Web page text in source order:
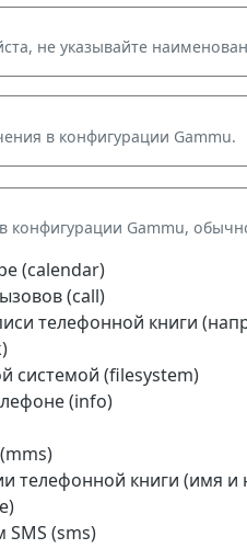
не указывайте
в конфигурации Gammu.
конфигурации Gammu,
(calendar)
(call)
телефонной книги
системой (filesystem)
(info)
телефонной книги (имя
SMS (sms)